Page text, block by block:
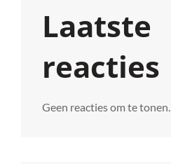
Laatste
reacties
Geen reacties om te tonen.